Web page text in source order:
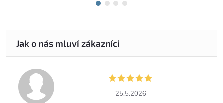
25.5.2026